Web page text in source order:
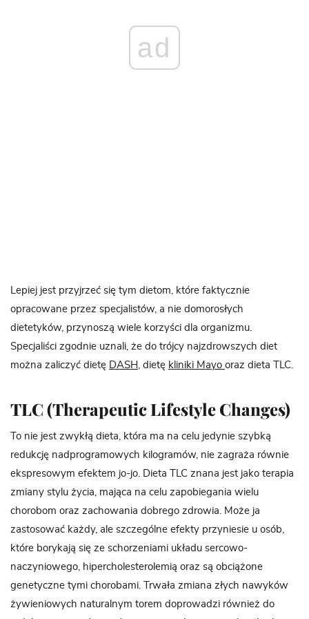
ad
Lepiej jest przyjrzeć się tym dietom, które faktycznie
opracowane przez specjalistów, a nie domorosłych
dietetyków, przynoszą wiele korzyści dla organizmu.
Specjaliści zgodnie uznali, że do trójcy najzdrowszych diet
można zaliczyć dietę DASH , dietę kliniki Mayo oraz dieta TLC.
TLC (Therapeutic Lifestyle Changes)
To nie jest zwykłą dieta, która ma na celu jedynie szybką
redukcję nadprogramowych kilogramów, nie zagraża równie
ekspresowym efektem jo-jo. Dieta TLC znana jest jako terapia
zmiany stylu życia, mająca na celu zapobiegania wielu
chorobom oraz zachowania dobrego zdrowia. Może ja
zastosować każdy, ale szczególne efekty przyniesie u osób,
które borykają się ze schorzeniami układu sercowo-
naczyniowego, hipercholesterolemią oraz są obciążone
genetyczne tymi chorobami. Trwała zmiana złych nawyków
żywieniowych naturalnym torem doprowadzi również do